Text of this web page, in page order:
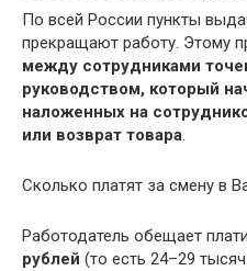
По всей России пункты
прекращают работу. Этому
между сотрудниками
руководством, который
наложенных на
или возврат товара.
Сколько платят за смену в
Работодатель обещает
рублей (то есть 24–29